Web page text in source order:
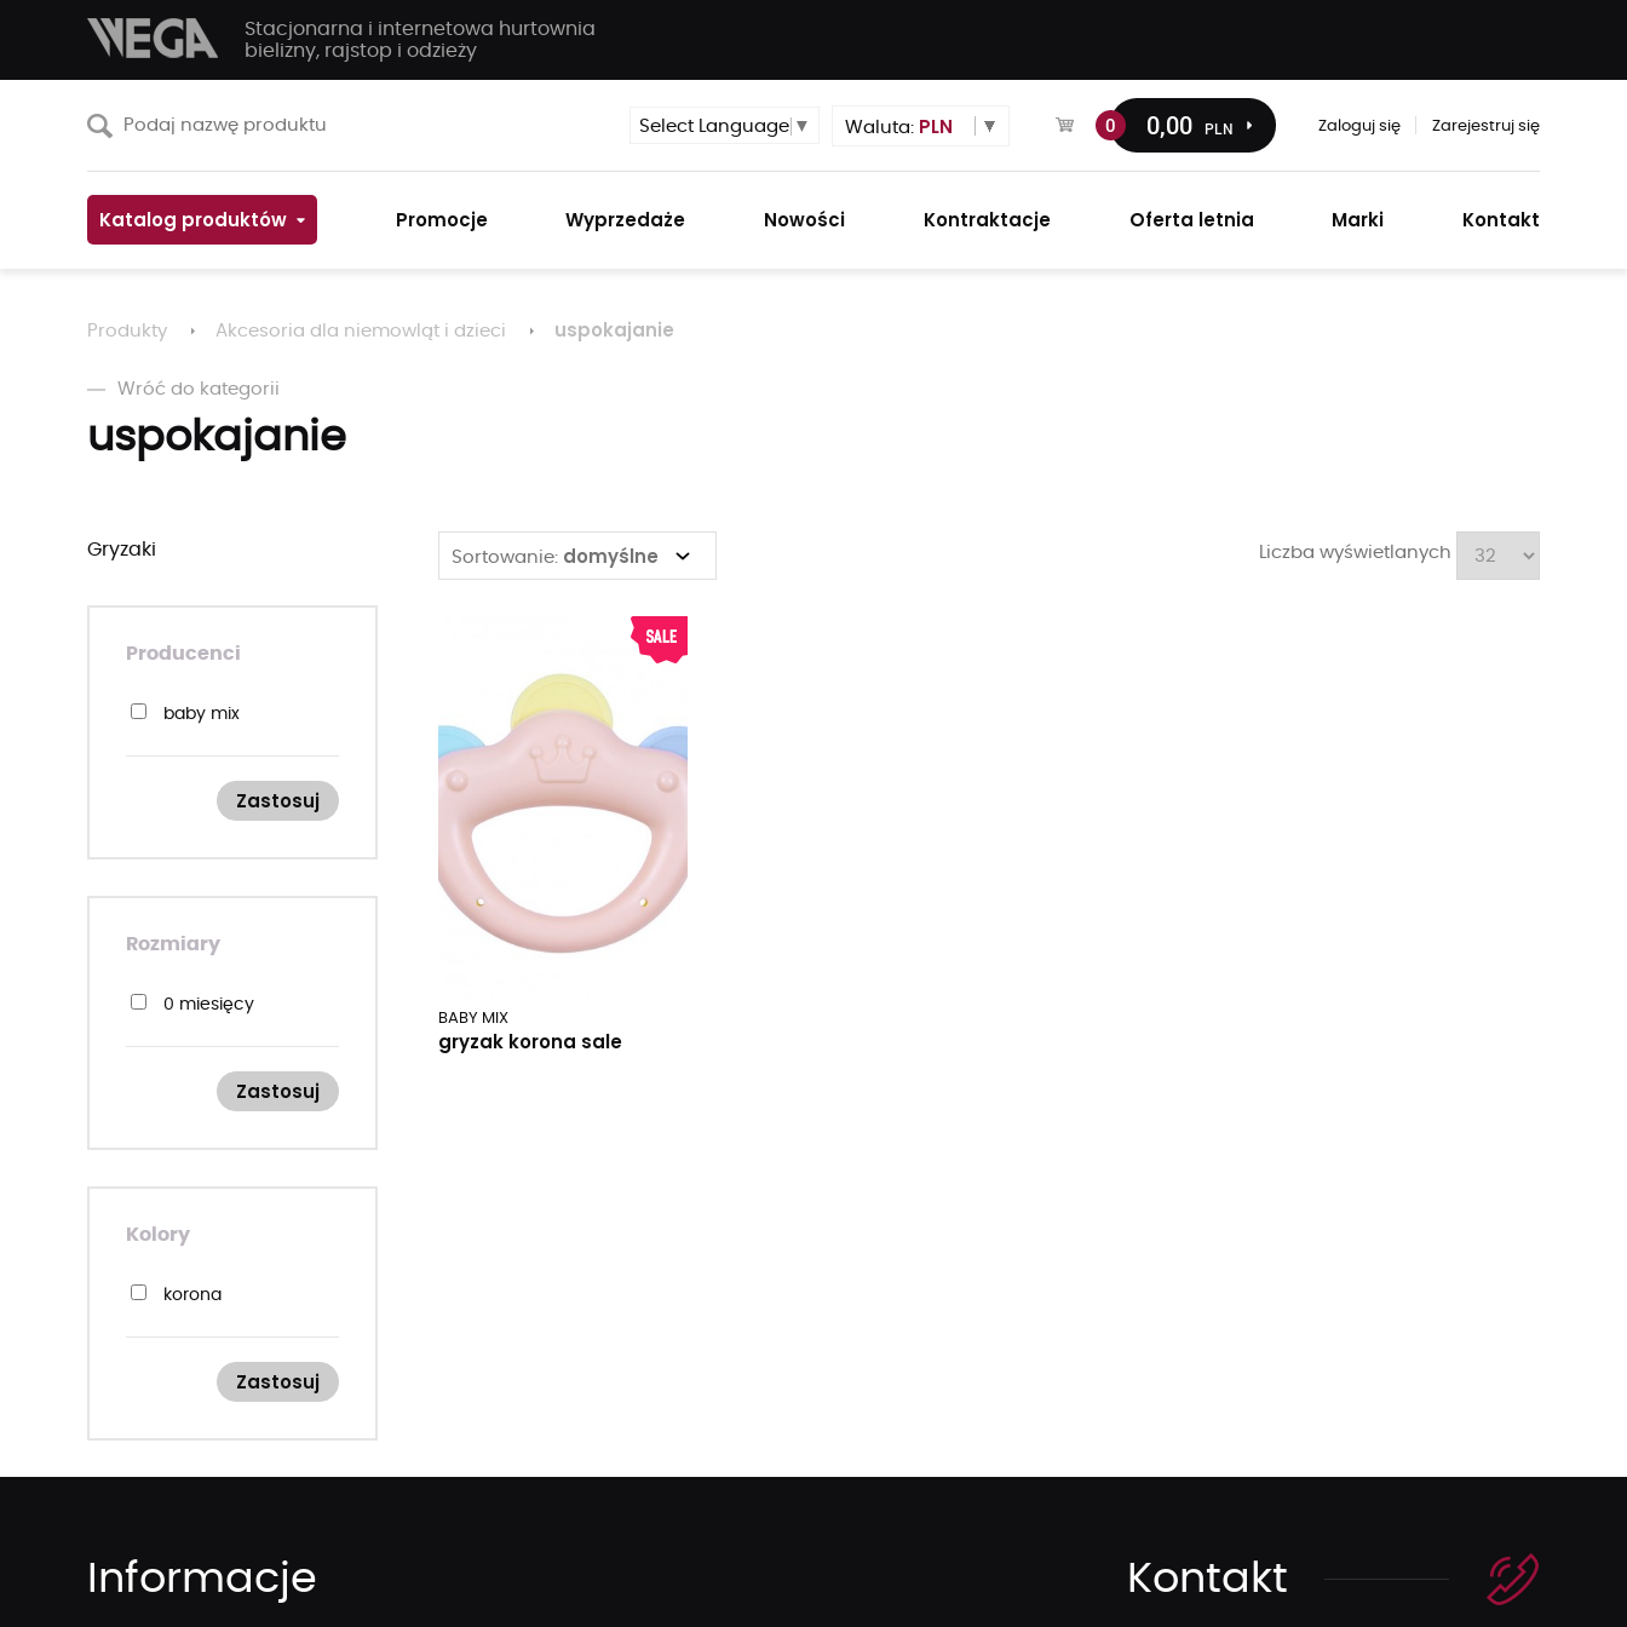
Stacjonarna i internetowa hurtownia
bielizny, rajstop i odzieży
Select Language ▼ Waluta: PLN 0 0,00 PLN Zaloguj się Zarejestruj się
Katalog produktów Promocje Wyprzedaże Nowości Kontraktacje Oferta letnia Marki Kontakt
Produkty Akcesoria dla niemowląt i dzieci uspokajanie
Wróć do kategorii
uspokajanie
gryzaki
Producenci
baby mix
Zastosuj
Rozmiary
0 miesięcy
Zastosuj
Kolory
korona
Zastosuj
Sortowanie: domyślne Liczba wyświetlanych
BABY MIX
gryzak korona sale
Informacje Kontakt